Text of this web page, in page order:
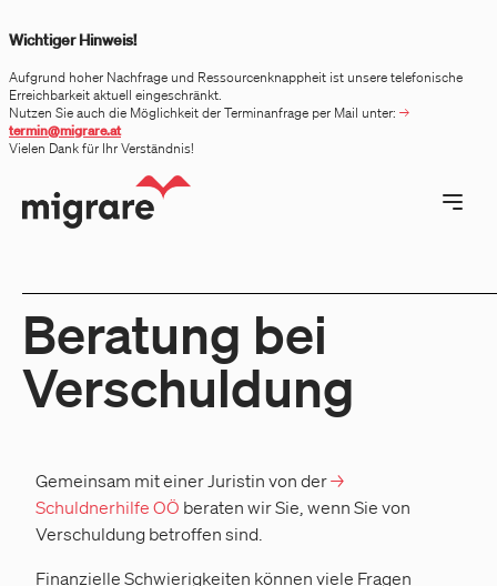
Wichtiger Hinweis!
Aufgrund hoher Nachfrage und Ressourcenknappheit ist unsere telefonische
Erreichbarkeit aktuell eingeschränkt.
Nutzen Sie auch die Möglichkeit der Terminanfrage per Mail unter:
termin@migrare.at
Vielen Dank für Ihr Verständnis!
Open
Beratung bei
Verschuldung
Gemeinsam mit einer Juristin von der
Schuldnerhilfe OÖ beraten wir Sie, wenn Sie von
Verschuldung betroffen sind.
Finanzielle Schwierigkeiten können viele Fragen